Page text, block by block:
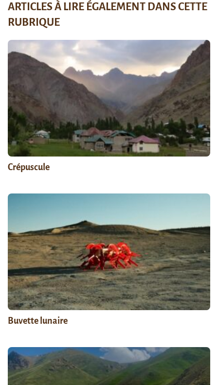
ARTICLES À LIRE ÉGALEMENT DANS CETTE
RUBRIQUE
Crépuscule
Buvette lunaire